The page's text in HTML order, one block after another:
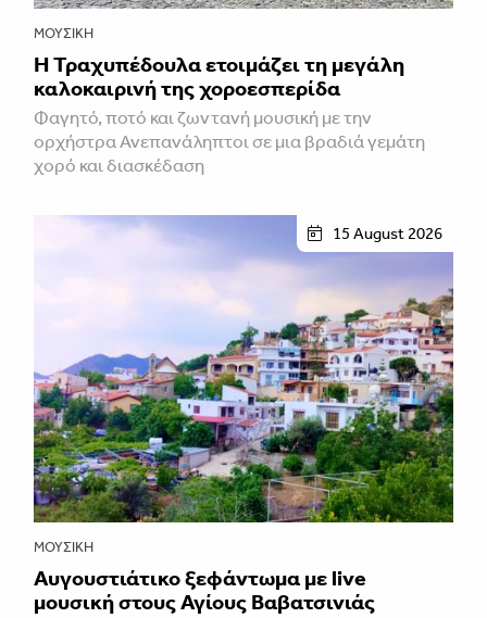
ΜΟΥΣΙΚΉ
Η Τραχυπέδουλα ετοιμάζει τη μεγάλη
καλοκαιρινή της χοροεσπερίδα
Φαγητό, ποτό και ζωντανή μουσική με την
ορχήστρα Ανεπανάληπτοι σε μια βραδιά γεμάτη
χορό και διασκέδαση
15 August 2026
ΜΟΥΣΙΚΉ
Αυγουστιάτικο ξεφάντωμα με live
μουσική στους Αγίους Βαβατσινιάς